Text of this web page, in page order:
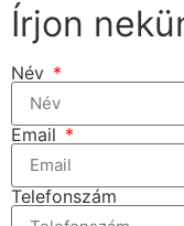
Írjon
Név
Email
Telefonszám